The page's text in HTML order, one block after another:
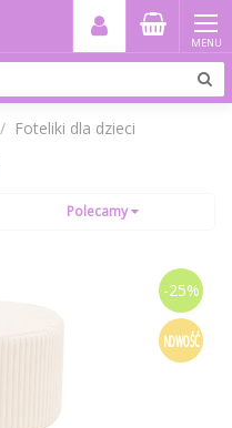
MENU
Foteliki dla dzieci
Polecamy
-25%
NOWOŚĆ